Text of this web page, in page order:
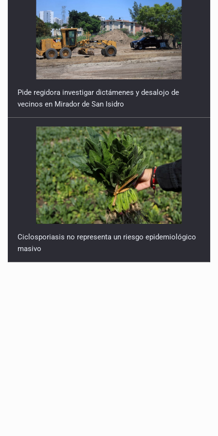
Pide regidora investigar dictámenes y desalojo de
vecinos en Mirador de San Isidro
Ciclosporiasis no representa un riesgo epidemiológico
masivo